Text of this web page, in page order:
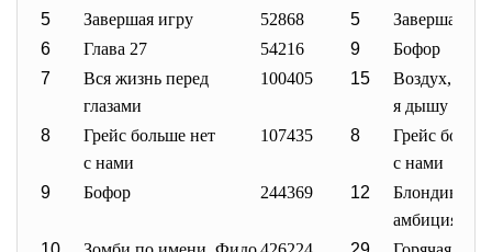
5
Завершая игру 52868 5
Завершая
6
Глава 27 54216 9
Бофор
7
Вся жизнь перед
глазами
100405 15
Воздух,
я дышу
8
Грейс больше нет
с нами
107435 8
Грейс
с нами
9
Бофор 244369 12
Блондинка с
амбициями